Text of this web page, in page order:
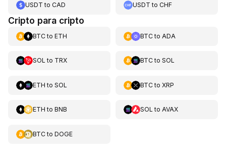
USDT to CAD USDT toCHF
Cripto para cripto
BTCto ETH BTCto ADA
SOL to TRX BTCto SOL
ETH to SOL BTCto XRP
ETH to BNB SOL to AVAX
BTCto DOGE